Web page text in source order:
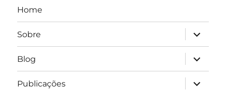
Home
Sobre
expandir
Blog
expandir
Publicações
expandir